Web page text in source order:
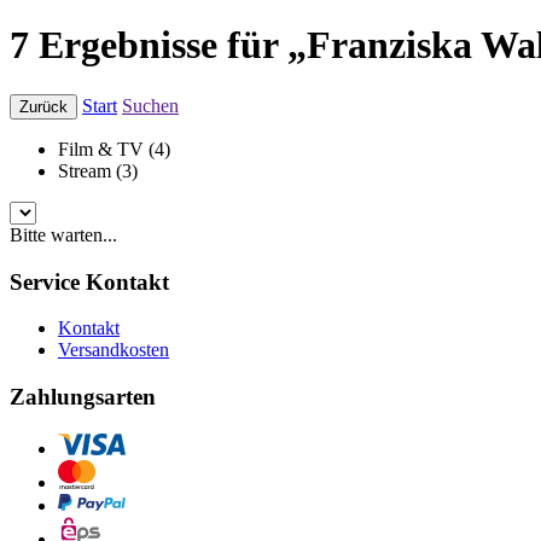
7 Ergebnisse für „Franziska
Zurück Start Suchen
Film & TV (4)
Stream (3)
Bitte warten...
Service Kontakt
Kontakt
Versandkosten
Zahlungsarten